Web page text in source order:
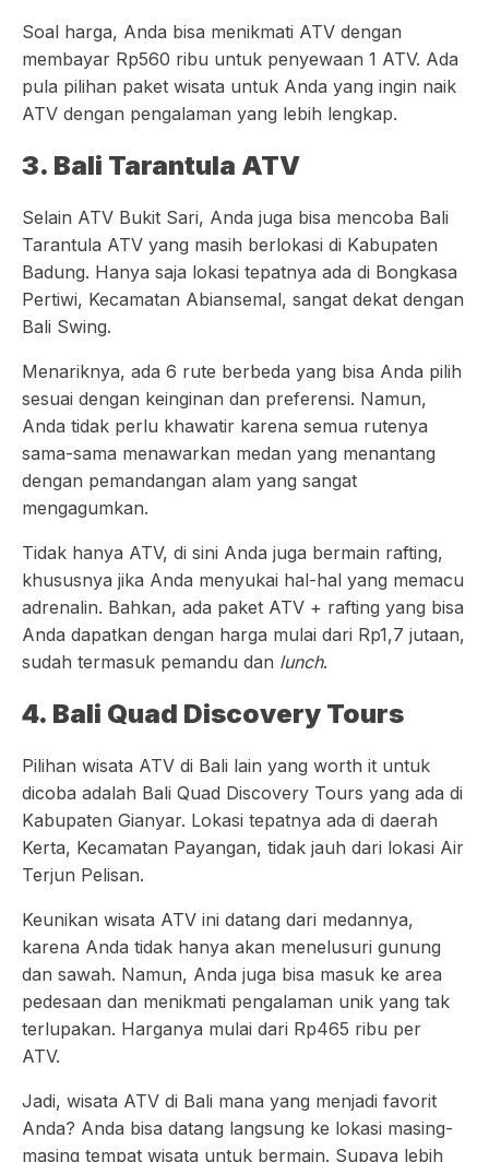
Soal harga, Anda bisa menikmati ATV dengan
membayar Rp560 ribu untuk penyewaan 1 ATV. Ada
pula pilihan paket wisata untuk Anda yang ingin naik
ATV dengan pengalaman yang lebih lengkap.
3. Bali Tarantula ATV
Selain ATV Bukit Sari, Anda juga bisa mencoba Bali
Tarantula ATV yang masih berlokasi di Kabupaten
Badung. Hanya saja lokasi tepatnya ada di Bongkasa
Pertiwi, Kecamatan Abiansemal, sangat dekat dengan
Bali Swing.
Menariknya, ada 6 rute berbeda yang bisa Anda pilih
sesuai dengan keinginan dan preferensi. Namun,
Anda tidak perlu khawatir karena semua rutenya
sama-sama menawarkan medan yang menantang
dengan pemandangan alam yang sangat
mengagumkan.
Tidak hanya ATV, di sini Anda juga bermain rafting,
khususnya jika Anda menyukai hal-hal yang memacu
adrenalin. Bahkan, ada paket ATV + rafting yang bisa
Anda dapatkan dengan harga mulai dari Rp1,7 jutaan,
sudah termasuk pemandu dan lunch.
4. Bali Quad Discovery Tours
Pilihan wisata ATV di Bali lain yang worth it untuk
dicoba adalah Bali Quad Discovery Tours yang ada di
Kabupaten Gianyar. Lokasi tepatnya ada di daerah
Kerta, Kecamatan Payangan, tidak jauh dari lokasi Air
Terjun Pelisan.
Keunikan wisata ATV ini datang dari medannya,
karena Anda tidak hanya akan menelusuri gunung
dan sawah. Namun, Anda juga bisa masuk ke area
pedesaan dan menikmati pengalaman unik yang tak
terlupakan. Harganya mulai dari Rp465 ribu per
ATV.
Jadi, wisata ATV di Bali mana yang menjadi favorit
Anda? Anda bisa datang langsung ke lokasi masing-
masing tempat wisata untuk bermain. Supaya lebih